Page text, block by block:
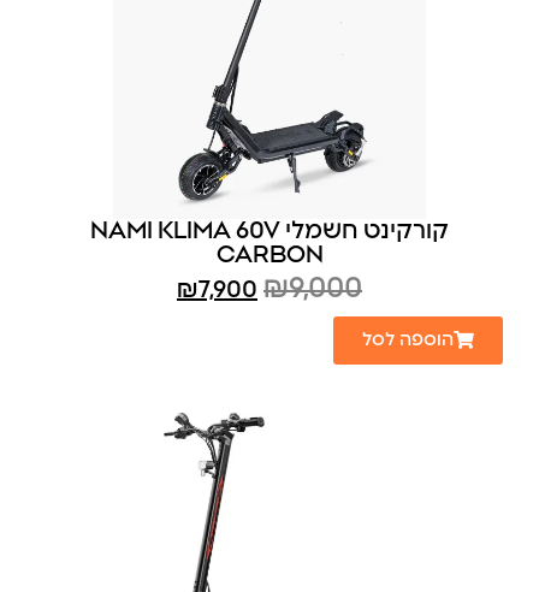
קורקינט חשמלי NAMI KLIMA 60V
CARBON
₪9,000
₪7,900
הוספה לסל